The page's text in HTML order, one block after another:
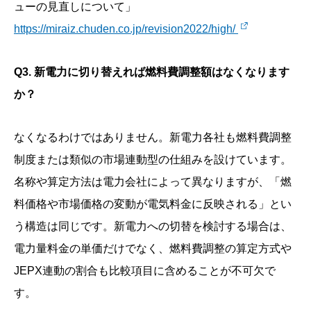
ューの見直しについて」
https://miraiz.chuden.co.jp/revision2022/high/
Q3. 新電力に切り替えれば燃料費調整額はなくなります
か？
なくなるわけではありません。新電力各社も燃料費調整
制度または類似の市場連動型の仕組みを設けています。
名称や算定方法は電力会社によって異なりますが、「燃
料価格や市場価格の変動が電気料金に反映される」とい
う構造は同じです。新電力への切替を検討する場合は、
電力量料金の単価だけでなく、燃料費調整の算定方式や
JEPX連動の割合も比較項目に含めることが不可欠で
す。